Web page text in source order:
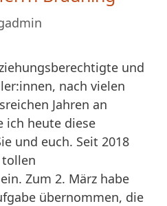
und
nach vielen
Jahren an
ich heute diese
und euch. Seit 2018
Zum 2. März habe
übernommen, die